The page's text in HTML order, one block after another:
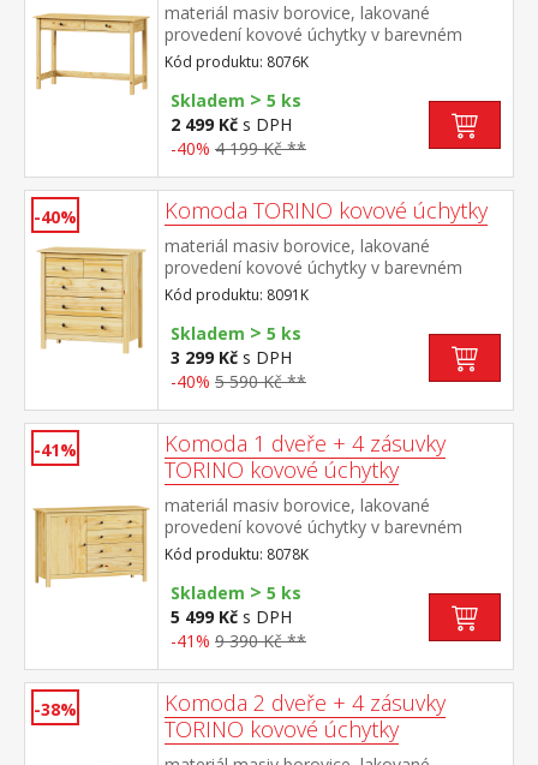
materiál masiv borovice, lakované
provedení kovové úchytky v barevném
provedení černěná mosaz dvě zásuvky s
kovovými pojezdy
Kód produktu: 8076K
Skladem > 5 ks
2 499 Kč s DPH
-40% 4 199 Kč **
-40% Komoda TORINO kovové úchytky
materiál masiv borovice, lakované
provedení kovové úchytky v barevném
provedení černěná mosaz 2 menší a 3
větší zásuvky s kovovými pojezdy
Kód produktu: 8091K
Skladem > 5 ks
3 299 Kč s DPH
-40% 5 590 Kč **
-41%
Komoda 1 dveře + 4 zásuvky
TORINO kovové úchytky
materiál masiv borovice, lakované
provedení kovové úchytky v barevném
provedení černěná mosaz 1 dvířka a 4
zásuvky s kovovými pojezdy
Kód produktu: 8078K
Skladem > 5 ks
5 499 Kč s DPH
-41% 9 390 Kč **
-38%
Komoda 2 dveře + 4 zásuvky
TORINO kovové úchytky